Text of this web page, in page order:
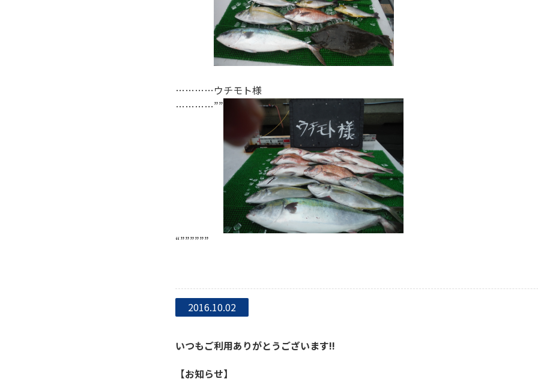
…………ウチモト様
…………””
“””””””
2016.10.02
いつもご利用ありがとうございます!!
【お知らせ】